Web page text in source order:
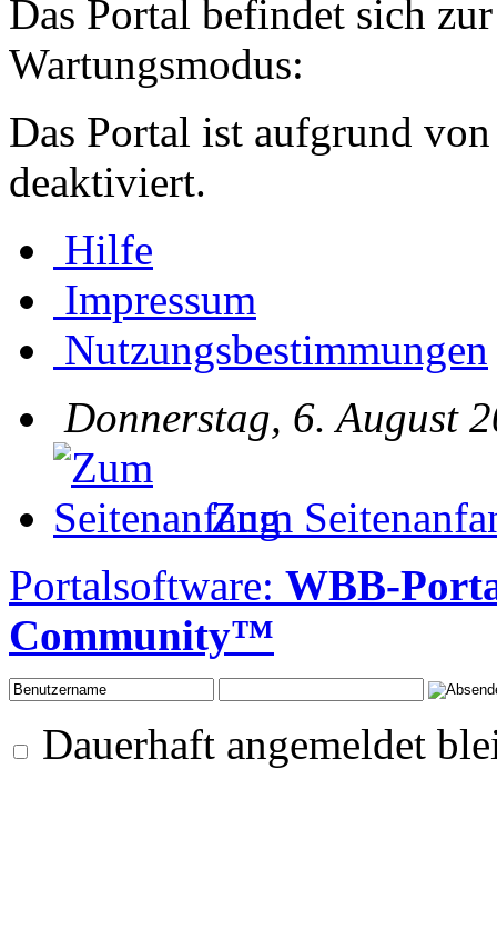
Das Portal befindet sich
Wartungsmodus:
Das Portal ist aufgrund
deaktiviert.
Hilfe
Impressum
Nutzungsbestimmungen
Donnerstag, 6. August
Zum
Portalsoftware: WBB-
Community™
Dauerhaft angemeldet